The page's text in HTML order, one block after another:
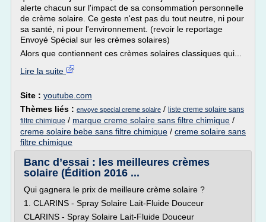
alerte chacun sur l'impact de sa consommation personnelle
de crème solaire. Ce geste n'est pas du tout neutre, ni pour
sa santé, ni pour l'environnement. (revoir le reportage
Envoyé Spécial sur les crèmes solaires)
Alors que contiennent ces crèmes solaires classiques qui...
Lire la suite
Site : youtube.com
Thèmes liés : envoye special creme solaire / liste creme solaire sans
filtre chimique / marque creme solaire sans filtre chimique /
creme solaire bebe sans filtre chimique / creme solaire sans
filtre chimique
Banc d’essai : les meilleures crèmes
solaire (Édition 2016 ...
Qui gagnera le prix de meilleure crème solaire ?
1. CLARINS - Spray Solaire Lait-Fluide Douceur
CLARINS - Spray Solaire Lait-Fluide Douceur